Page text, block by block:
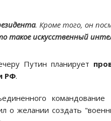
. Кроме того, он
такое искусственный
Путин планирует
РФ.
о желании создать